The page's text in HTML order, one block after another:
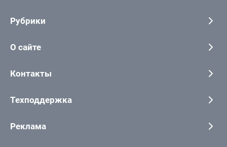
Рубрики
О сайте
Контакты
Техподдержка
Реклама